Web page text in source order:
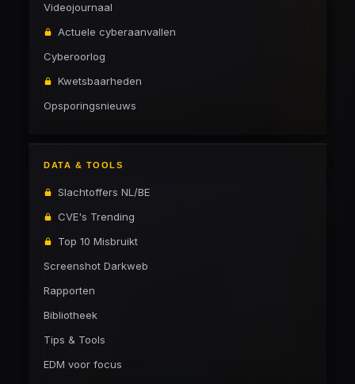
Videojournaal
Actuele cyberaanvallen
Cyberoorlog
Kwetsbaarheden
Opsporingsnieuws
DATA & TOOLS
Slachtoffers NL/BE
CVE's Trending
Top 10 Misbruikt
Screenshot Darkweb
Rapporten
Bibliotheek
Tips & Tools
EDM voor focus